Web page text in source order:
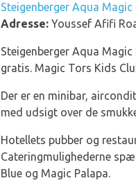
Steigenberger Aqua Magic
Adresse: Youssef Afifi
Steigenberger Aqua
gratis. Magic Tors Kids
Der er en minibar,
med udsigt over de
Hotellets pubber og
Cateringmulighederne
Blue og Magic Palapa.